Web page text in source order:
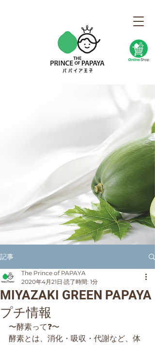
記事
MIYAZAKI GREEN PAPAYA
プチ情報
The Prince of PAPAYA
2020年4月21日 読了時間: 1分
〜酵素って❓〜
酵素とは、消化・吸収・代謝など、体